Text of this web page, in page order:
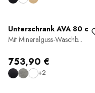
Unterschrank AVA 80 cm
Mit Mineralguss-Waschb...
753,90 €
+2